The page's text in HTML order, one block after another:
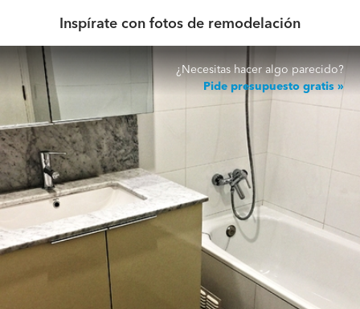
Inspírate con fotos de remodelación
¿Necesitas hacer algo parecido?
Pide presupuesto gratis